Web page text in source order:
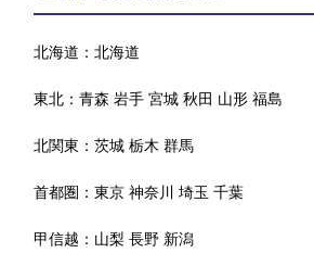
北海道：北海道
東北：青森 岩手 宮城 秋田 山形 福島
北関東：茨城 栃木 群馬
首都圏：東京 神奈川 埼玉 千葉
甲信越： 山梨 長野 新潟